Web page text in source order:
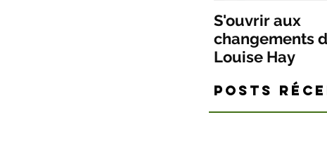
S'ouvrir aux
changements
Louise Hay
Posts